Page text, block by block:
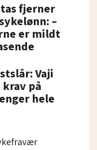
fjerner
–
er mildt
Vaji
krav på
hele